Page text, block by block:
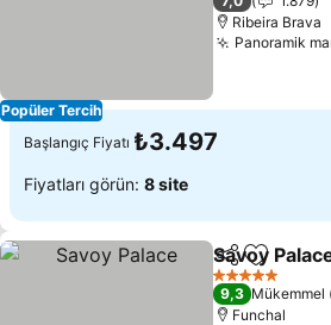
Popüler Tercih
Ribeira Brava
Panoramik
Başlangıç Fiyatı ₺3.497
Fiyatları görün: 8 site
Paylaş
Savoy
5 Yıldız
9,3 Mükemmel
Funchal